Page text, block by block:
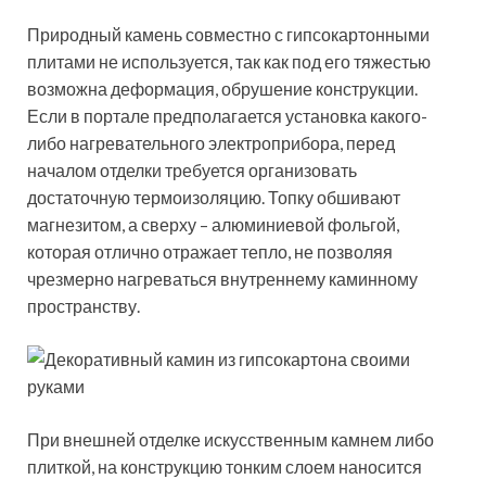
Природный камень совместно с гипсокартонными
плитами не используется, так как под его тяжестью
возможна деформация, обрушение конструкции.
Если в портале предполагается установка какого-
либо нагревательного электроприбора, перед
началом отделки требуется организовать
достаточную термоизоляцию. Топку обшивают
магнезитом, а сверху – алюминиевой фольгой,
которая отлично отражает тепло, не позволяя
чрезмерно нагреваться внутреннему каминному
пространству.
При внешней отделке искусственным камнем либо
плиткой, на конструкцию тонким слоем наносится